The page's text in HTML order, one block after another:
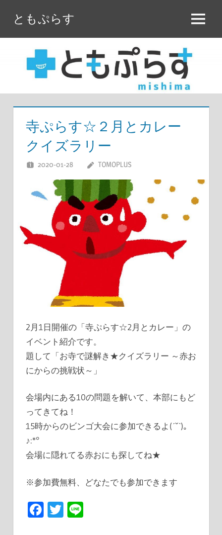
テ
ス
ともぷらす
メ
ニ
ュ
寺ぷらす☆２月とカレー
クイズラリー
2020-01-28 TOMOPLUS
2月1日開催の「寺ぷらす☆2月とカレー」の
イベント紹介です。
題して「お寺で謎解き★クイズラリー ～赤お
にからの挑戦状～」
会場内にある10の問題を解いて、本部にもど
ってきてね！
15時からのビンゴ大会に参加できるよ(ˊ˘ˋ)｡
♪:*°
会場に隠れてる赤おにも探してね★
※参加費無料、どなたでも参加できます
Facebook
Twitter